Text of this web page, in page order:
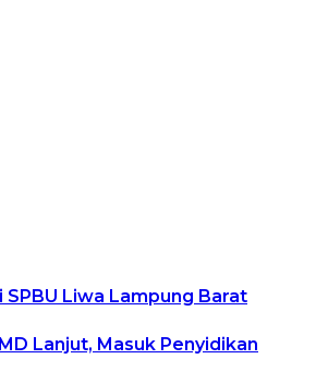
Liwa Lampung Barat
Lanjut, Masuk Penyidikan